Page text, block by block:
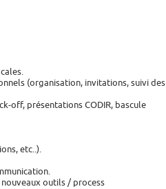
(organisation, invitations, suivi des
off, présentations CODIR, bascule
etc..).
outils / process